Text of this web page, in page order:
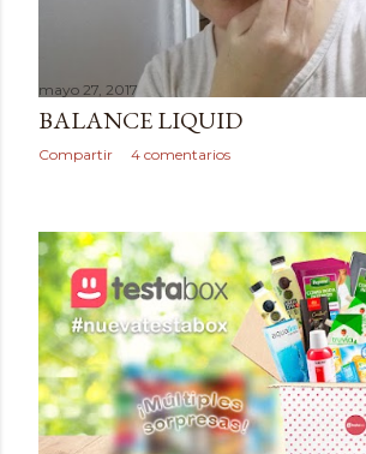
mayo 27, 2017
BALANCE LIQUID
Compartir 4 comentarios